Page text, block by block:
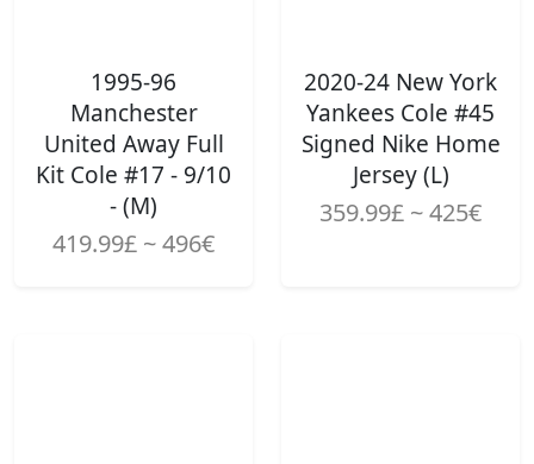
1995-96
Manchester
United Away Full
Kit Cole #17 - 9/10
- (M)
419.99£ ~ 496€
2020-24 New York
Yankees Cole #45
Signed Nike Home
Jersey (L)
359.99£ ~ 425€